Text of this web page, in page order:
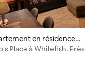
5
sur la base de 203
en résidence ⋅
Place à Whitefish.